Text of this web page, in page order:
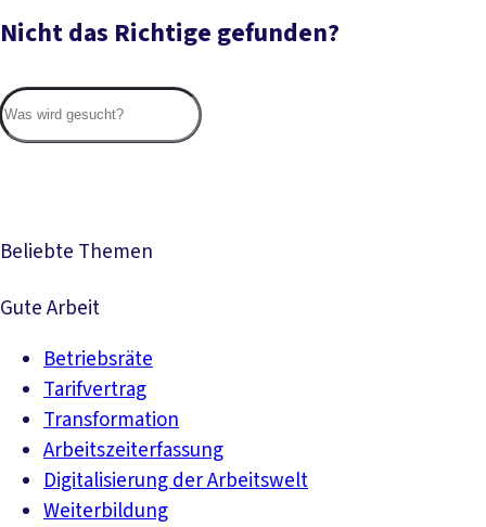
Nicht das Richtige gefunden?
Beliebte Themen
Gute Arbeit
Betriebsräte
Tarifvertrag
Transformation
Arbeitszeiterfassung
Digitalisierung der Arbeitswelt
Weiterbildung